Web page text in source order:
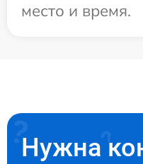
место и время.
Нужна